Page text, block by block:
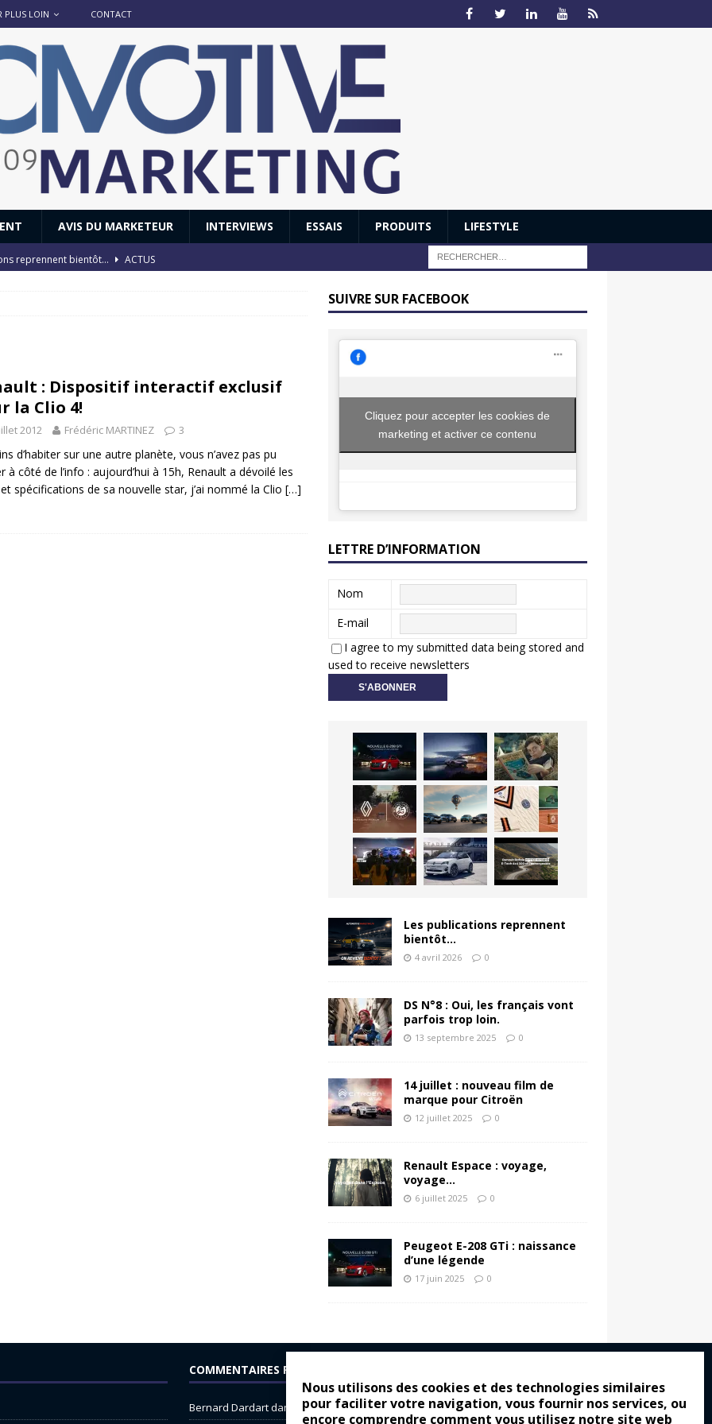
Nous utilisons des cookies et des technologies similaires
pour faciliter votre navigation, vous fournir nos services, ou
encore comprendre comment vous utilisez notre site web
PLUS LOIN CONTACT
AVIS DU MARKETEUR INTERVIEWS ESSAIS PRODUITS LIFESTYLE
reprennent bientôt…
ACTUS
Honda dévoile un spot publicitaire… confiné! ACTUS
: Dispositif interactif exclusif
la Clio 4!
2012 Frédéric MARTINEZ 3
d’habiter sur une autre planète, vous n’avez pas pu
à côté de l’info : aujourd’hui à 15h, Renault a dévoilé les
spécifications de sa nouvelle star, j’ai nommé la Clio […]
SUIVRE SUR FACEBOOK
Cliquez pour accepter les cookies de
marketing et activer ce contenu
LETTRE D’INFORMATION
Nom
E-mail
I agree to my submitted data being stored and
used to receive newsletters
Les publications reprennent
bientôt…
4 avril 2026 0
DS N°8 : Oui, les français vont
parfois trop loin.
13 septembre 2025 0
14 juillet : nouveau film de
marque pour Citroën
12 juillet 2025 0
Renault Espace : voyage,
voyage…
6 juillet 2025 0
Peugeot E-208 GTi : naissance
d’une légende
17 juin 2025 0
COMMENTAIRES RÉCENTS
Bernard Dardartdans Dacia Sandero : pour les gens vrais